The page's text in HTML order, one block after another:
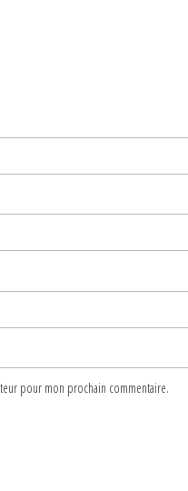
pour mon prochain commentaire.